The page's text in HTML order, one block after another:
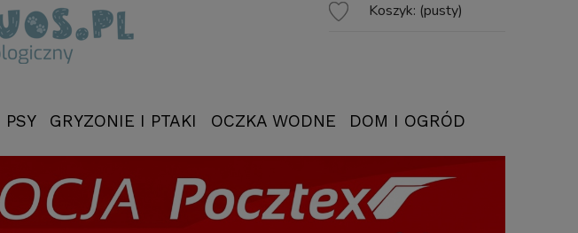
Koszyk: (pusty)
PSY GRYZONIE I PTAKI OCZKA WODNE DOM I OGRÓD